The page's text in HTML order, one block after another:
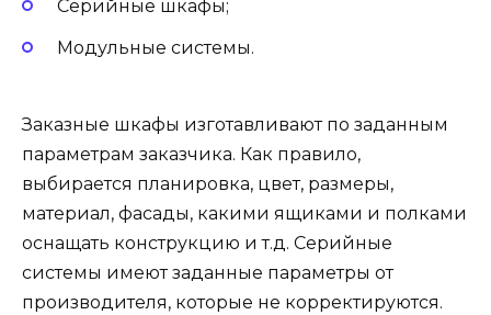
Серийные шкафы;
Модульные системы.
Заказные шкафы изготавливают по заданным
параметрам заказчика. Как правило,
выбирается планировка, цвет, размеры,
материал, фасады, какими ящиками и полками
оснащать конструкцию и т.д. Серийные
системы имеют заданные параметры от
производителя, которые не корректируются.